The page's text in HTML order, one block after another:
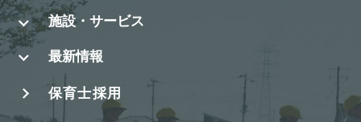
施設・サービス
最新情報
保育士採用